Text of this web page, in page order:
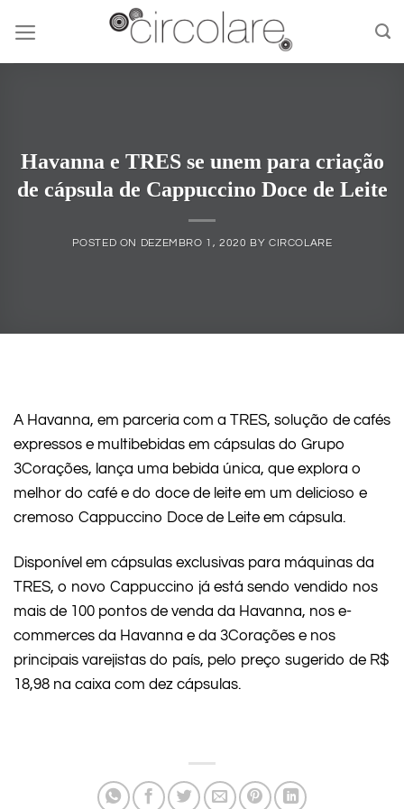
content
Havanna e TRES se unem para criação
de cápsula de Cappuccino Doce de Leite
POSTED ON DEZEMBRO 1, 2020 BY CIRCOLARE
A Havanna, em parceria com a TRES, solução de cafés
expressos e multibebidas em cápsulas do Grupo
3Corações, lança uma bebida única, que explora o
melhor do café e do doce de leite em um delicioso e
cremoso Cappuccino Doce de Leite em cápsula.
Disponível em cápsulas exclusivas para máquinas da
TRES, o novo Cappuccino já está sendo vendido nos
mais de 100 pontos de venda da Havanna, nos e-
commerces da Havanna e da 3Corações e nos
principais varejistas do país, pelo preço sugerido de R$
18,98 na caixa com dez cápsulas.